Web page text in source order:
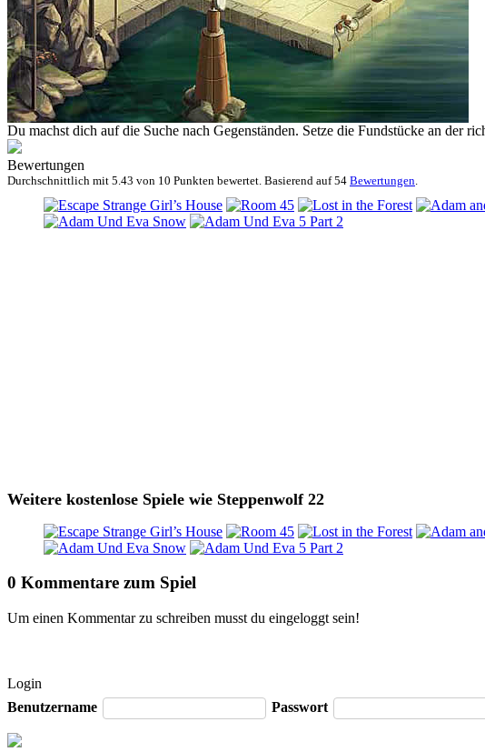
Du machst dich auf die Suche nach Gegenständen. Setze die Fundstücke an der
Bewertungen
Durchschnittlich mit 5.43 von 10 Punkten bewertet. Basierend auf54 Bewertungen
Weitere kostenlose Spiele wie Steppenwolf 22
0 Kommentare zum Spiel
Um einen Kommentar zu schreiben musst du eingeloggt sein!
Login
Benutzername
Passwort